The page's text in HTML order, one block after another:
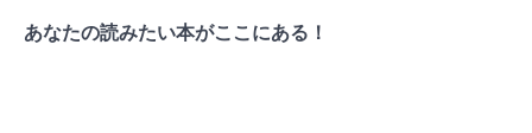
あなたの読みたい本がここにある！